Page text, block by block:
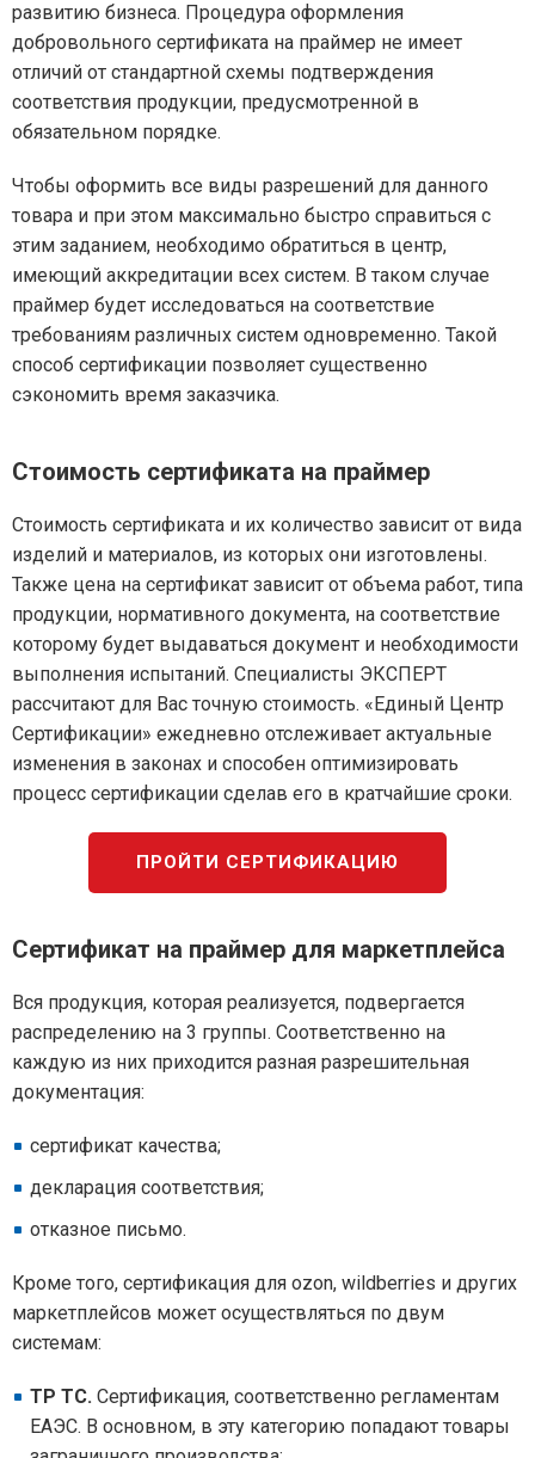
развитию бизнеса. Процедура оформления
добровольного сертификата на праймер не имеет
отличий от стандартной схемы подтверждения
соответствия продукции, предусмотренной в
обязательном порядке.
Чтобы оформить все виды разрешений для данного
товара и при этом максимально быстро справиться с
этим заданием, необходимо обратиться в центр,
имеющий аккредитации всех систем. В таком случае
праймер будет исследоваться на соответствие
требованиям различных систем одновременно. Такой
способ сертификации позволяет существенно
сэкономить время заказчика.
Стоимость сертификата на праймер
Стоимость сертификата и их количество зависит от вида
изделий и материалов, из которых они изготовлены.
Также цена на сертификат зависит от объема работ, типа
продукции, нормативного документа, на соответствие
которому будет выдаваться документ и необходимости
выполнения испытаний. Специалисты ЭКСПЕРТ
рассчитают для Вас точную стоимость. «Единый Центр
Сертификации» ежедневно отслеживает актуальные
изменения в законах и способен оптимизировать
процесс сертификации сделав его в кратчайшие сроки.
ПРОЙТИ СЕРТИФИКАЦИЮ
Сертификат на праймер для маркетплейса
Вся продукция, которая реализуется, подвергается
распределению на 3 группы. Соответственно на
каждую из них приходится разная разрешительная
документация:
сертификат качества;
декларация соответствия;
отказное письмо.
Кроме того, сертификация для ozon, wildberries и других
маркетплейсов может осуществляться по двум
системам:
ТР ТС. Сертификация, соответственно регламентам
ЕАЭС. В основном, в эту категорию попадают товары